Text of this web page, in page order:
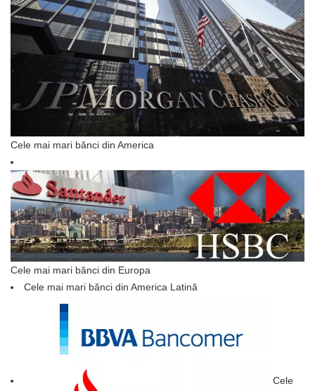
Cele mai mari bănci din America
Cele mai mari bănci din Europa
Cele mai mari bănci din America Latină
Cele